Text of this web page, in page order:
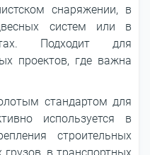
снаряжении, в
систем или в
Подходит для
проектов, где важна
стандартом для
используется в
строительных